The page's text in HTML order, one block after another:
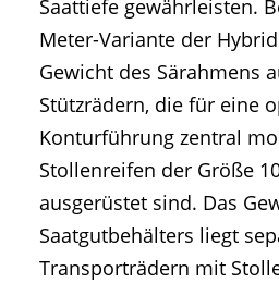
Saattiefe gewährleisten.
Meter-Variante der
Gewicht des Särahmens
Stützrädern, die für eine
Konturführung zentral
Stollenreifen der Größe
ausgerüstet sind. Das
Saatgutbehälters liegt
Transporträdern mit